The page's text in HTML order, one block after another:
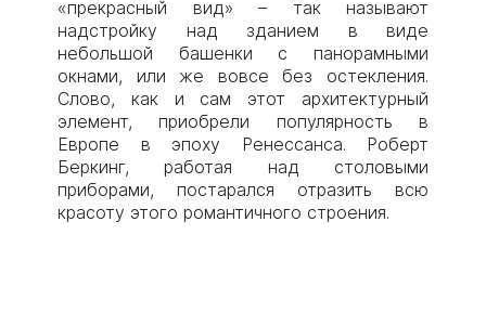
«прекрасный вид» – так называют
надстройку над зданием в виде
небольшой башенки с панорамными
окнами, или же вовсе без остекления.
Слово, как и сам этот архитектурный
элемент, приобрели популярность в
Европе в эпоху Ренессанса. Роберт
Беркинг, работая над столовыми
приборами, постарался отразить всю
красоту этого романтичного строения.